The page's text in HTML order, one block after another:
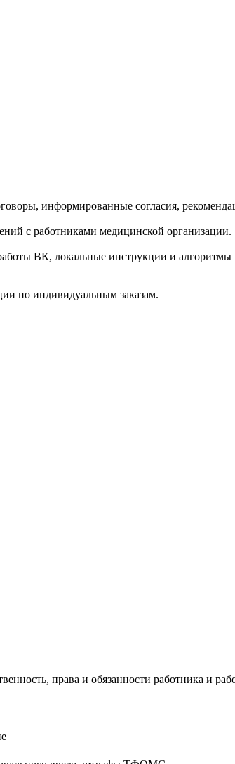
информированные согласия,
с работниками медицинской организации.
ВК, локальные инструкции и
по индивидуальным заказам.
права и обязанности работника и